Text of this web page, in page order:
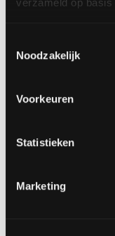
verzameld op
Noodzakelijk
Voorkeuren
Statistieken
Marketing